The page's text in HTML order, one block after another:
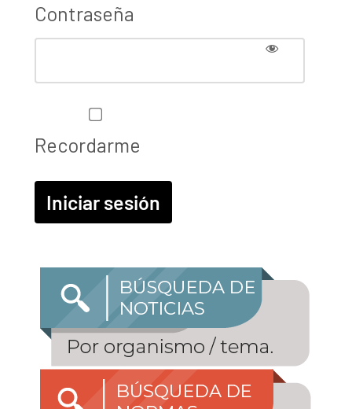
Contraseña
Recordarme